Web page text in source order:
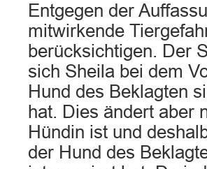
Entgegen der
mitwirkende
berücksichtigen. Der
sich Sheila bei dem
Hund des Beklagten
hat. Dies ändert aber
Hündin ist und
der Hund des